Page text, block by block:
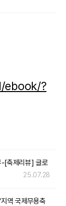
ebook/?
-[축제리뷰] 글로
25.07.28
역 국제무용축